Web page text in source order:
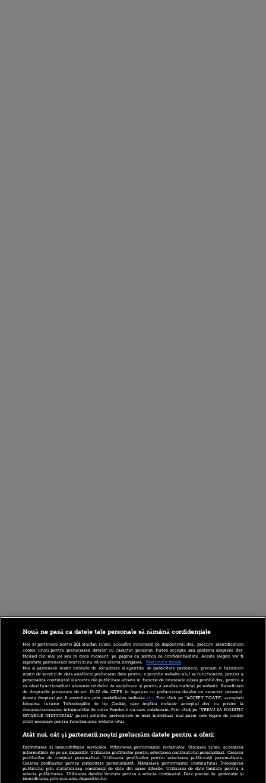
Nouă ne pasă ca datele tale personale să rămână confidențiale
Noi și partenerii noștri201stocăm și/sau accesăm informații pe dispozitivul dvs., precum identificatorii
cookie unici pentru prelucrarea datelor cu caracter personal. Puteți accepta sau gestiona alegerile dvs.
făcând clic mai jos sau în orice moment, pe pagina cu politica de confidențialitate. Aceste alegeri vor fi
raportate partenerilor noștri și nu vă vor afecta navigarea.
Mai multe detalii
Noi si partenerii nostri (retelele de socializare si agentiile de publicitate partenere, precum si furnizorii
nostri de servicii de date analitice) prelucram date pentru a permite website-ului sa functioneze, pentru a
personaliza continutul si anunturile publicitare afisate in functie de interesele si/sau profilul dvs., pentru a
va oferi functionalitati aferente retelelor de socializare si pentru a analiza traficul pe website. Beneficiati
de drepturile prevazute de art. 15-22 din GDPR in legatura cu prelucrarea datelor cu caracter personal.
Aceste drepturi pot fi exercitate prin modalitatea indicataaici. Prin click pe “ACCEPT TOATE”, acceptati
folosirea tuturor Tehnologiilor de tip Cookie, care implica inclusiv acceptul dvs. cu privire la
stocarea/accesarea informatiilor de catre Vendor-ii cu care colaboram. Prin click pe “VREAU SA MODIFIC
SETARILE INDIVIDUAL” puteti schimba preferintele in mod individual, mai putin cele legate de cookie
strict necesare pentru functionarea website-ului.
Atât noi, cât și partenerii noștri prelucrăm datele pentru a oferi:
Dezvoltarea și îmbunătățirea serviciilor. Măsurarea performanței reclamelor. Stocarea și/sau accesarea
informațiilor de pe un dispozitiv. Utilizarea profilurilor pentru selectarea conținutului personalizat. Crearea
profilurilor de conținut personalizat. Utilizarea profilurilor pentru selectarea publicității personalizate.
Crearea profilurilor pentru publicitate personalizată. Măsurarea performanței conținutului. Înțelegerea
publicului prin statistici sau combinații de date din surse diferite. Utilizarea de date limitate pentru a
selecta publicitatea. Utilizarea datelor limitate pentru a selecta conținutul. Date precise de geolocație și
identificarea prin scanarea dispozitivului.